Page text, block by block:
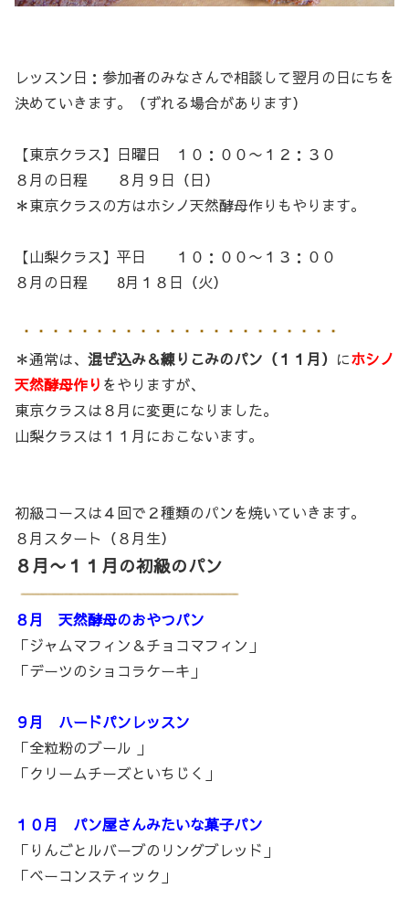
レッスン日：参加者のみなさんで相談して翌月の日にちを
決めていきます。（ずれる場合があります）
【東京クラス】日曜日 １０：００〜１２：３０
８月の日程 ８月９日（日）
＊東京クラスの方はホシノ天然酵母作りもやります。
【山梨クラス】平日 １０：００〜１３：００
８月の日程 8月１８日（火）
＊通常は、 混ぜ込み＆練りこみのパン（１１月） にホシノ
天然酵母作り をやりますが、
東京クラスは８月に変更になりました。
山梨クラスは１１月におこないます。
初級コースは４回で２種類のパンを焼いていきます。
８月スタート（８月生）
８月〜１１月の初級のパン
８月 天然酵母のおやつパン
「ジャムマフィン＆チョコマフィン」
「デーツのショコラケーキ」
９月 ハードパンレッスン
「全粒粉のブール 」
「クリームチーズといちじく」
１０月 パン屋さんみたいな菓子パン
「りんごとルバーブのリングブレッド」
「ベーコンスティック」